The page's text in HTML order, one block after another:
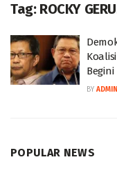
Tag: ROCKY
Begini
BY ADMIN
POPULAR NEWS